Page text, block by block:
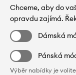
Chceme, aby do
opravdu zajímá.
Dámská
Pánská
Výběr nabídky je